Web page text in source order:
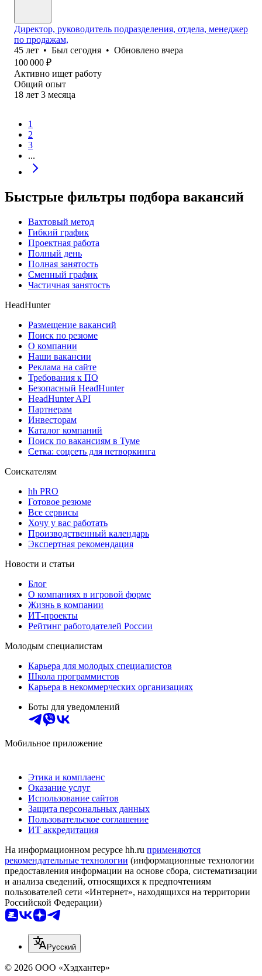
Директор, руководитель подразделения, отдела, менеджер
по продажам,
45 лет • Был сегодня • Обновлено вчера
100 000 ₽
Активно ищет работу
Общий опыт
18 лет 3 месяца
1
2
3
...
Быстрые фильтры подбора вакансий
Вахтовый метод
Гибкий график
Проектная работа
Полный день
Полная занятость
Сменный график
Частичная занятость
HeadHunter
Размещение вакансий
Поиск по резюме
О компании
Наши вакансии
Реклама на сайте
Требования к ПО
Безопасный HeadHunter
HeadHunter API
Партнерам
Инвесторам
Каталог компаний
Поиск по вакансиям в Туме
Сетка: соцсеть для нетворкинга
Соискателям
hh PRO
Готовое резюме
Все сервисы
Хочу у вас работать
Производственный календарь
Экспертная рекомендация
Новости и статьи
Блог
О компаниях в игровой форме
Жизнь в компании
ИТ-проекты
Рейтинг работодателей России
Молодым специалистам
Карьера для молодых специалистов
Школа программистов
Карьера в некоммерческих организациях
Боты для уведомлений
Мобильное приложение
Этика и комплаенс
Оказание услуг
Использование сайтов
Защита персональных данных
Пользовательское соглашение
ИТ аккредитация
На информационном ресурсе hh.ru применяются
рекомендательные технологии (информационные технологии
предоставления информации на основе сбора, систематизации
и анализа сведений, относящихся к предпочтениям
пользователей сети «Интернет», находящихся на территории
Российской Федерации)
Русский
© 2026 ООО «Хэдхантер»